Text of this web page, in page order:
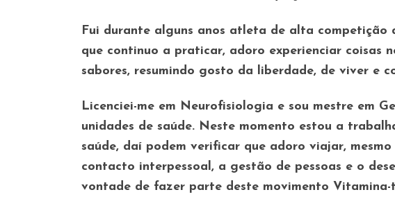
Fui durante alguns anos atleta de alta competição
que continuo a praticar, adoro experienciar coisas
sabores, resumindo gosto da liberdade, de viver e
Licenciei-me em Neurofisiologia e sou mestre em
unidades de saúde. Neste momento estou a
saúde, daí podem verificar que adoro viajar,
contacto interpessoal, a gestão de pessoas e o
vontade de fazer parte deste movimento Vitamina-